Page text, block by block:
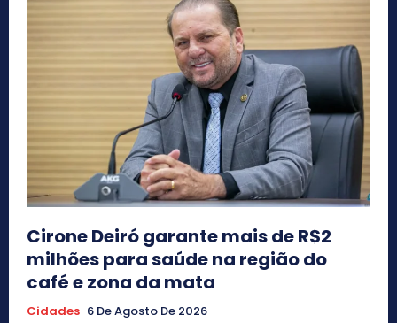
Cirone Deiró garante mais de R$2
milhões para saúde na região do
café e zona da mata
Cidades 6 De Agosto De 2026